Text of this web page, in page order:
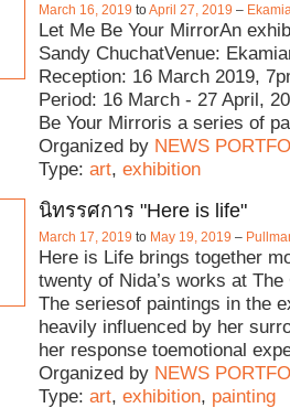
March 16, 2019 toApril 27, 2019 –
Let Me Be Your MirrorAn
Sandy ChuchatVenue:
Reception: 16 March 2019,
Period: 16 March - 27 April,
Be Your Mirroris a series of
Organized by NEWS
Type: art, exhibition
นิทรรศการ "Here is life"
March 17, 2019 to May 19, 2019 –
Here is Life brings together
twenty of Nida’s works at
The seriesof paintings in the
heavily influenced by her
her response toemotional
Organized by NEWS
Type: art, exhibition, painting